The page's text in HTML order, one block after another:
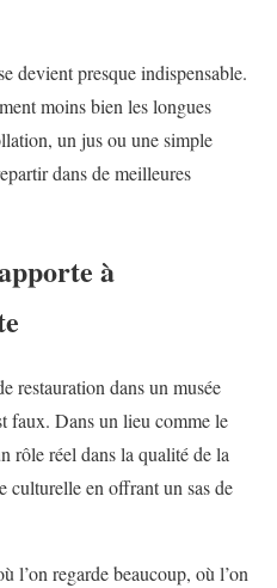
devient presque indispensable.
moins bien les longues
un jus ou une simple
dans de meilleures
à
restauration dans un musée
faux. Dans un lieu comme le
rôle réel dans la qualité de la
culturelle en offrant un sas de
l’on regarde beaucoup, où l’on